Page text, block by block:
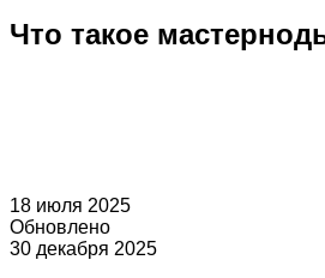
Что такое
18 июля 2025
Обновлено
30 декабря 2025